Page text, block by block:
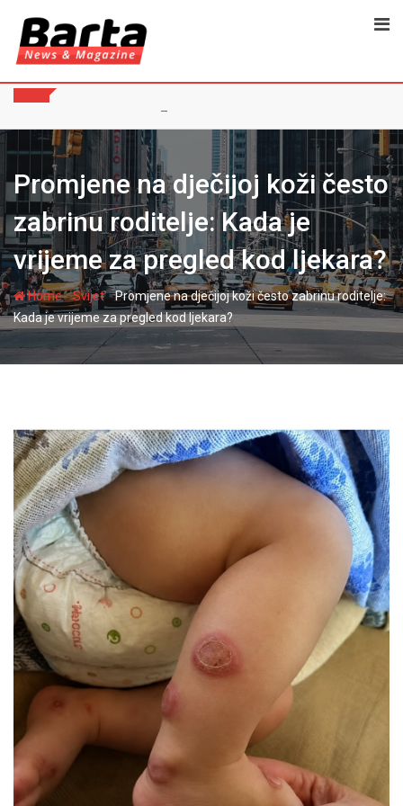
content
Promjene na dječijoj koži često
zabrinu roditelje: Kada je
vrijeme za pregled kod ljekara?
Home-Svijet-Promjene na dječijoj koži često zabrinu roditelje:
Kada je vrijeme za pregled kod ljekara?